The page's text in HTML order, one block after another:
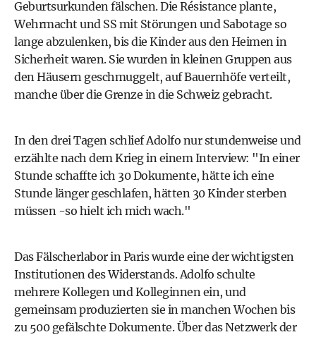
Geburtsurkunden fälschen. Die Résistance plante,
Wehrmacht und SS mit Störungen und Sabotage so
lange abzulenken, bis die Kinder aus den Heimen in
Sicherheit waren. Sie wurden in kleinen Gruppen aus
den Häusern geschmuggelt, auf Bauernhöfe verteilt,
manche über die Grenze in die Schweiz gebracht.
In den drei Tagen schlief Adolfo nur stundenweise und
erzählte nach dem Krieg in einem Interview: "In einer
Stunde schaffte ich 30 Dokumente, hätte ich eine
Stunde länger geschlafen, hätten 30 Kinder sterben
müssen -so hielt ich mich wach."
Das Fälscherlabor in Paris wurde eine der wichtigsten
Institutionen des Widerstands. Adolfo schulte
mehrere Kollegen und Kolleginnen ein, und
gemeinsam produzierten sie in manchen Wochen bis
zu 500 gefälschte Dokumente. Über das Netzwerk der